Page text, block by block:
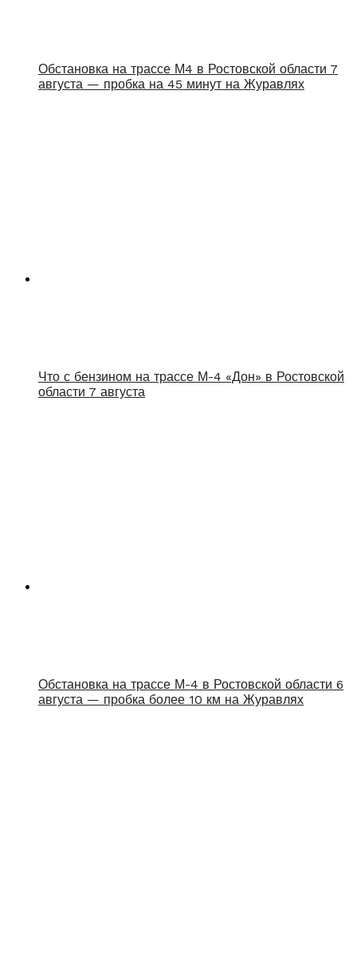
Обстановка на трассе М4 в Ростовской области 7
августа — пробка на 45 минут на Журавлях
Что с бензином на трассе М-4 «Дон» в Ростовской
области 7 августа
Обстановка на трассе М-4 в Ростовской области 6
августа — пробка более 10 км на Журавлях